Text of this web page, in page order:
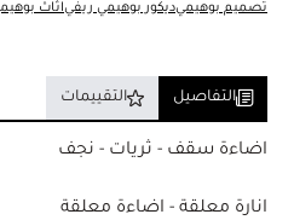
تصميم بوهيميديكور بوهيمي ريفياثاث
التفاصيل التقييمات
اضاءة سقف - ثريات - نجف
انارة معلقة - اضاءة معلقة